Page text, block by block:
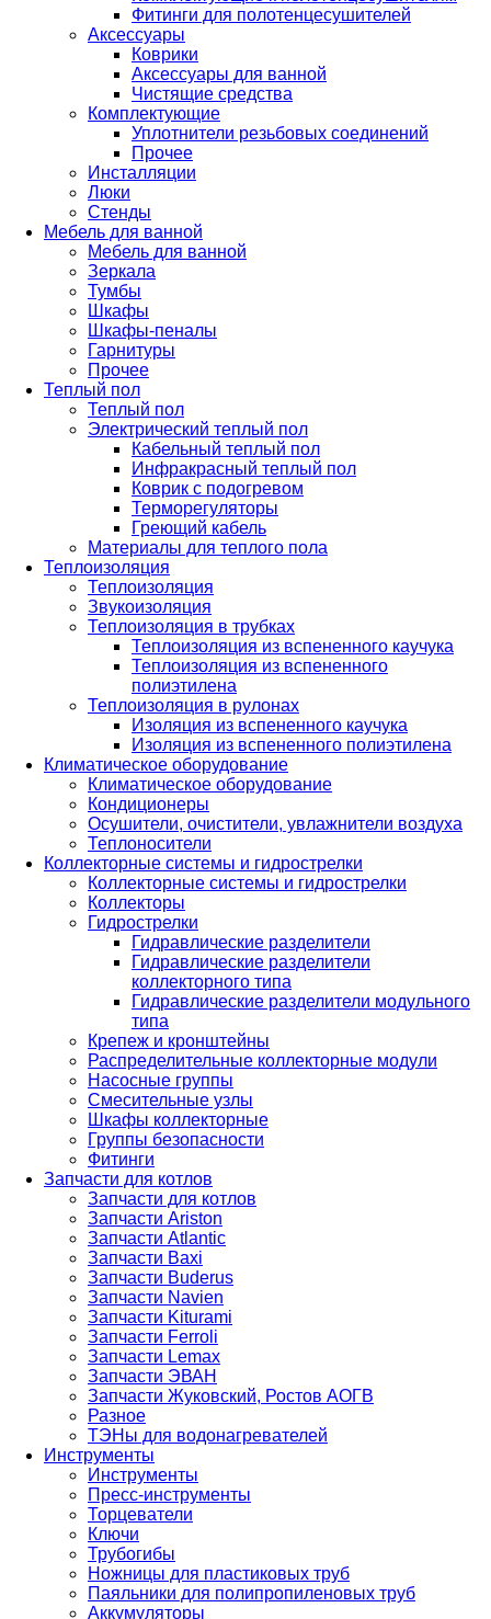
Фитинги для полотенцесушителей
Аксессуары
Коврики
Аксессуары для ванной
Чистящие средства
Комплектующие
Уплотнители резьбовых соединений
Прочее
Инсталляции
Люки
Стенды
Мебель для ванной
Мебель для ванной
Зеркала
Тумбы
Шкафы
Шкафы-пеналы
Гарнитуры
Прочее
Теплый пол
Теплый пол
Электрический теплый пол
Кабельный теплый пол
Инфракрасный теплый пол
Коврик с подогревом
Терморегуляторы
Греющий кабель
Материалы для теплого пола
Теплоизоляция
Теплоизоляция
Звукоизоляция
Теплоизоляция в трубках
Теплоизоляция из вспененного каучука
Теплоизоляция из вспененного
полиэтилена
Теплоизоляция в рулонах
Изоляция из вспененного каучука
Изоляция из вспененного полиэтилена
Климатическое оборудование
Климатическое оборудование
Кондиционеры
Осушители, очистители, увлажнители воздуха
Теплоносители
Коллекторные системы и гидрострелки
Коллекторные системы и гидрострелки
Коллекторы
Гидрострелки
Гидравлические разделители
Гидравлические разделители
коллекторного типа
Гидравлические разделители модульного
типа
Крепеж и кронштейны
Распределительные коллекторные модули
Насосные группы
Смесительные узлы
Шкафы коллекторные
Группы безопасности
Фитинги
Запчасти для котлов
Запчасти для котлов
Запчасти Ariston
Запчасти Atlantic
Запчасти Baxi
Запчасти Buderus
Запчасти Navien
Запчасти Kiturami
Запчасти Ferroli
Запчасти Lemax
Запчасти ЭВАН
Запчасти Жуковский, Ростов АОГВ
Разное
ТЭНы для водонагревателей
Инструменты
Инструменты
Пресс-инструменты
Торцеватели
Ключи
Трубогибы
Ножницы для пластиковых труб
Паяльники для полипропиленовых труб
Аккумуляторы